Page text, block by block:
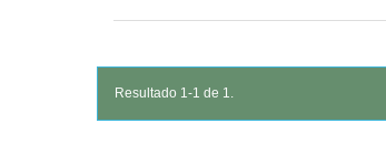
Resultado 1-1 de 1.